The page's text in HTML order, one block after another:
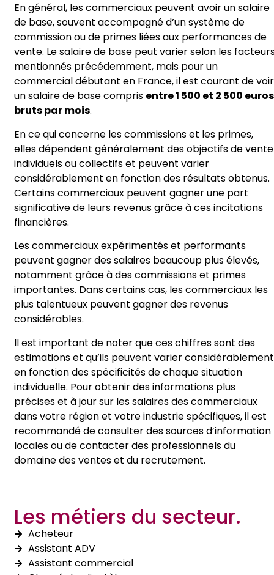
En général, les commerciaux peuvent avoir un salaire
de base, souvent accompagné d’un système de
commission ou de primes liées aux performances de
vente. Le salaire de base peut varier selon les
mentionnés précédemment, mais pour un
commercial débutant en France, il est courant de voir
un salaire de base compris entre 1 500 et 2 500 euros
bruts par mois.
En ce qui concerne les commissions et les primes,
elles dépendent généralement des objectifs de vente
individuels ou collectifs et peuvent varier
considérablement en fonction des résultats obtenus.
Certains commerciaux peuvent gagner une part
significative de leurs revenus grâce à ces incitations
financières.
Les commerciaux expérimentés et performants
peuvent gagner des salaires beaucoup plus élevés,
notamment grâce à des commissions et primes
importantes. Dans certains cas, les commerciaux les
plus talentueux peuvent gagner des revenus
considérables.
Il est important de noter que ces chiffres sont des
estimations et qu’ils peuvent varier considérablement
en fonction des spécificités de chaque situation
individuelle. Pour obtenir des informations plus
précises et à jour sur les salaires des commerciaux
dans votre région et votre industrie spécifiques, il est
recommandé de consulter des sources d’information
locales ou de contacter des professionnels du
domaine des ventes et du recrutement.
Les métiers du secteur.
Acheteur
Assistant ADV
Assistant commercial